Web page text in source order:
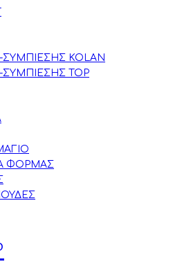
ΣΥΜΠΙΕΣΗΣ KOLAN
ΣΥΜΠΙΕΣΗΣ TOP
ΦΟΡΜΑΣ